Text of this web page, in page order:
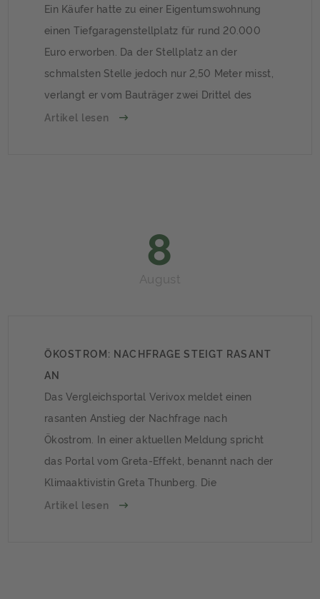
Ein Käufer hatte zu einer Eigentumswohnung
einen Tiefgaragenstellplatz für rund 20.000
Euro erworben. Da der Stellplatz an der
schmalsten Stelle jedoch nur 2,50 Meter misst,
verlangt er vom Bauträger zwei Drittel des
Kaufpreises zurück. Zu Recht, entschied das
Artikel lesen
8
August
ÖKOSTROM: NACHFRAGE STEIGT RASANT
AN
Das Vergleichsportal Verivox meldet einen
rasanten Anstieg der Nachfrage nach
Ökostrom. In einer aktuellen Meldung spricht
das Portal vom Greta-Effekt, benannt nach der
Klimaaktivistin Greta Thunberg. Die
Atomkatastrophe in Fukushima 2012 hatte
Artikel lesen